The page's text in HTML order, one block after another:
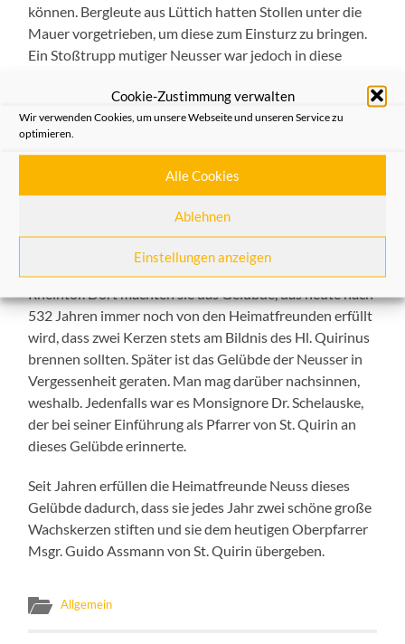
Cookie-Zustimmung verwalten
Wir verwenden Cookies, um unsere Webseite und unseren Service zu
optimieren.
Alle Cookies
Ablehnen
Einstellungen anzeigen
können. Bergleute aus Lüttich hatten Stollen unter die
Mauer vorgetrieben, um diese zum Einsturz zu bringen.
Ein Stoßtrupp mutiger Neusser war jedoch in diese
gelang es den Truppen Karls in das vordere Mauerwerk
im Bereich des Rheintores – dort wo sich heute die
Rheinstraße und das Parkhaus befinden – einzudringen
beschädigen. Hermann von Hessen befürchtete den Sieg
zogen die Neusser in einer feierlichen Prozession und
Rheintor. Dort machten sie das Gelübde, das heute nach
532 Jahren immer noch von den Heimatfreunden erfüllt
wird, dass zwei Kerzen stets am Bildnis des Hl. Quirinus
brennen sollten. Später ist das Gelübde der Neusser in
Vergessenheit geraten. Man mag darüber nachsinnen,
weshalb. Jedenfalls war es Monsignore Dr. Schelauske,
der bei seiner Einführung als Pfarrer von St. Quirin an
dieses Gelübde erinnerte.
Seit Jahren erfüllen die Heimatfreunde Neuss dieses
Gelübde dadurch, dass sie jedes Jahr zwei schöne große
Wachskerzen stiften und sie dem heutigen Oberpfarrer
Msgr. Guido Assmann von St. Quirin übergeben.
Allgemein